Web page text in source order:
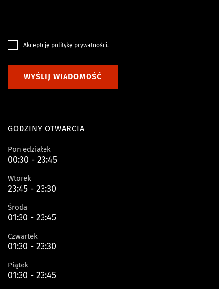
GODZINY OTWARCIA
Poniedziałek
00:30 - 23:45
Wtorek
23:45 - 23:30
Środa
01:30 - 23:45
Czwartek
01:30 - 23:30
Piątek
01:30 - 23:45
Akceptuję politykę prywatności.
WYŚLIJ WIADOMOŚĆ